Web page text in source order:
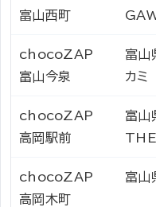
富山西町
chocoZAP
富山今泉
富山
カ
chocoZAP
高岡駅前
富山
chocoZAP
高岡木町
富